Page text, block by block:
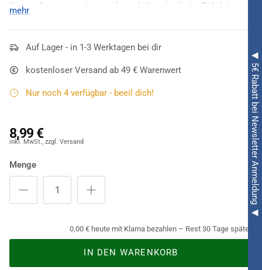
◀ 5€ Rabatt bei Newsletter Anmeldung ◀
Dieses Accessoire kommt komplett in der Farbe Rot
daher
Pompon rotmit zahlreichen anderen Tönen, so dass eine
ist. Selbstverständlich nutzen Ladys diesen Pompon auch bei
professionellen sportlichen Events. Für eine tolle Stimmung!
mehr
Auf Lager - in 1-3 Werktagen bei dir
kostenloser Versand ab 49 € Warenwert
Nur noch 4 verfügbar - beeil dich!
8,99 €
Menge
0,00 € heute mit Klarna bezahlen – Rest 30 Tage später.
IN DEN WARENKORB